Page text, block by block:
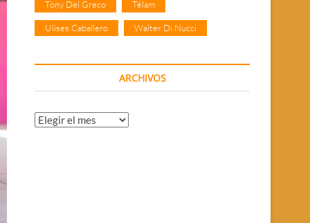
Tony Del Greco Télam
Ulises Caballero Walter Di Nucci
ARCHIVOS
Archivos